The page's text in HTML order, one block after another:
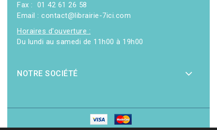
Fax : 01 42 61 26 58
Email : contact@librairie-7ici.com
Horaires d'ouverture :
Du lundi au samedi de 11h00 à 19h00
NOTRE SOCIÉTÉ